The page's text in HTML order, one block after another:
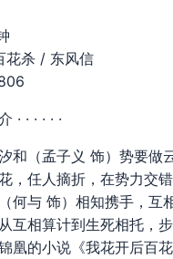
花杀 / 东风信
· · · · ·
（孟子义 饰）势要做
，任人摘折，在势力交
何与 饰）相知携手，互
互相算计到生死相托，步
的小说《我花开后百花